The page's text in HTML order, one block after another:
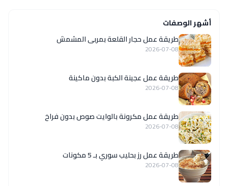
أشهر الوصفات
طريقة عمل حجار القلعة بمربى المشمش
2026-07-08
طريقة عمل عجينة الكبة بدون ماكينة
2026-07-08
طريقة عمل مكرونة بالوايت صوص بدون فراخ
2026-07-08
طريقة عمل رز بحليب سوري بـ 5 مكونات
2026-07-08